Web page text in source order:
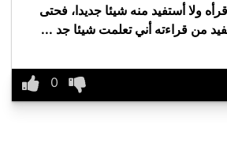
ولا أستفيد منه شيئا جديدا، فحتى
من قراءته أني تعلمت شيئا جد ...